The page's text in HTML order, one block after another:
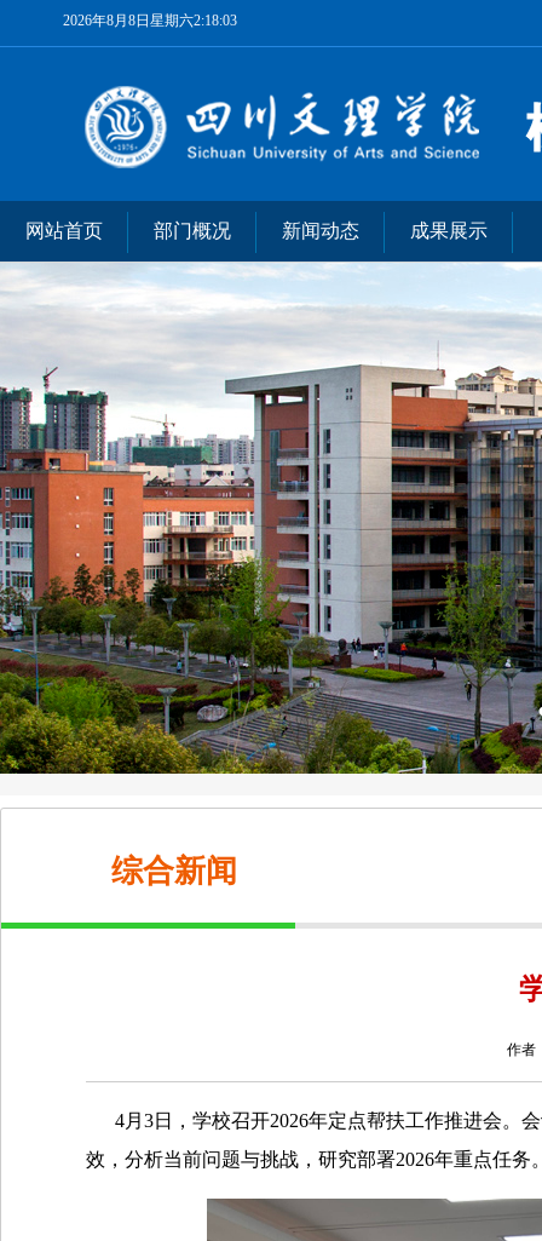
2026年8月8日星期六2:18:03
网站首页 部门概况 新闻动态 成果展示
综合新闻
作者
4月3日，学校召开2026年定点帮扶工作推进会。
效，分析当前问题与挑战，研究部署2026年重点任务